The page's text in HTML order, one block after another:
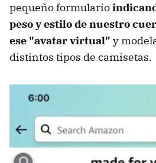
pequeño formulario
peso y estilo de nuestro
ese "avatar virtual" y
distintos tipos de camisetas.